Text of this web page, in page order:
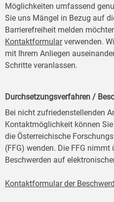
Möglichkeiten umfassend
Sie uns Mängel in Bezug auf
Barrierefreiheit melden
Kontaktformularverwenden.
mit Ihrem Anliegen
Schritte veranlassen.
Durchsetzungsverfahren /
Bei nicht zufriedenstellenden
Kontaktmöglichkeit können
die Österreichische
(FFG) wenden. Die FFG
Beschwerden auf
Kontaktformular der